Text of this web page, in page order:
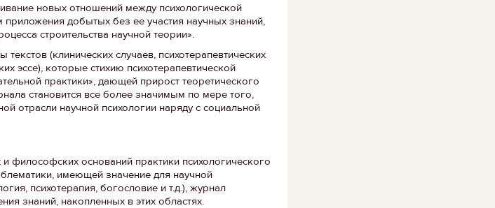
новых отношений между психологической
добытых без ее участия научных знаний,
строительства научной теории».
(клинических случаев, психотерапевтических
эссе), которые стихию психотерапевтической
практики», дающей прирост теоретического
становится все более значимым по мере того,
отрасли научной психологии наряду с социальной
философских оснований практики психологического
имеющей значение для научной
психотерапия, богословие и т.д.), журнал
знаний, накопленных в этих областях.